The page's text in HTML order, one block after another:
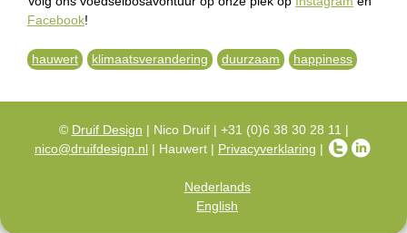
Facebook!
hauwert klimaatsverandering duurzaam happiness
© Druif Design | Nico Druif | +31 (0)6 38 30 28 11 |
nico@druifdesign.nl | Hauwert | Privacyverklaring |
Nederlands
English